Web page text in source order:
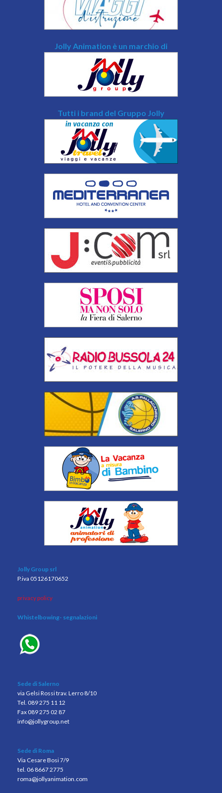
Jolly Animation è un marchio di
Tutti i brand del Gruppo Jolly
Jolly Group srl
P.iva 05126170652
privacy policy
Whistelbowing- segnalazioni
Sede di Salerno
via Gelsi Rossi trav. Lerro 8/10
Tel. 089 275 11 12
Fax 089 275 02 87
info@jollygroup.net
Sede di Roma
Via Cesare Bosi 7/9
tel. 06 8667 2775
roma@jollyanimation.com